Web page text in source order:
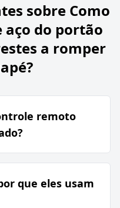
sobre Como
aço do portão
a romper
remoto
que eles usam